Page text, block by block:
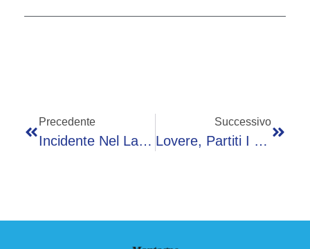
Precedente
Incidente Nel Lago A Pisogne, 19enne Muore Annegato Nel Sebino Dopo Un Tuffo
Successivo
Lovere, Partiti I Lavori Alla Scalinata Delle Piscine: Stop Ai Problemi Causati Dalla Pioggia